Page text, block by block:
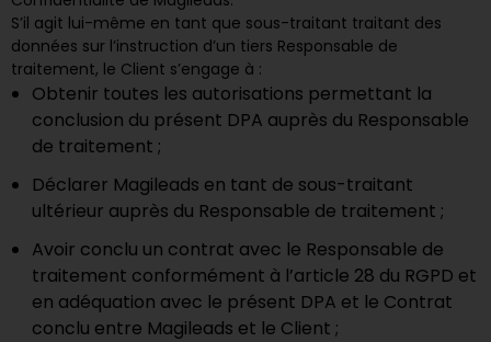
S’il agit lui-même en tant que sous-traitant traitant des
données sur l’instruction d’un tiers Responsable de
traitement, le Client s’engage à :
Obtenir toutes les autorisations permettant la
conclusion du présent DPA auprès du Responsable
de traitement ;
Déclarer Magileads en tant de sous-traitant
ultérieur auprès du Responsable de traitement ;
Avoir conclu un contrat avec le Responsable de
traitement conformément à l’article 28 du RGPD et
en adéquation avec le présent DPA et le Contrat
conclu entre Magileads et le Client ;